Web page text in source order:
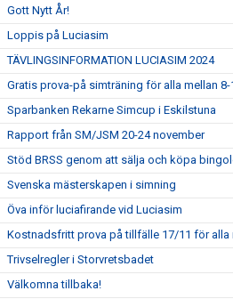
Gott Nytt År!
Loppis på Luciasim
TÄVLINGSINFORMATION LUCIASIM 2024
Gratis prova-på simträning för alla mellan 8-
Sparbanken Rekarne Simcup i Eskilstuna
Rapport från SM/JSM 20-24 november
Stöd BRSS genom att sälja och köpa
Svenska mästerskapen i simning
Öva inför luciafirande vid Luciasim
Kostnadsfritt prova på tillfälle 17/11 för alla
Trivselregler i Storvretsbadet
Välkomna tillbaka!